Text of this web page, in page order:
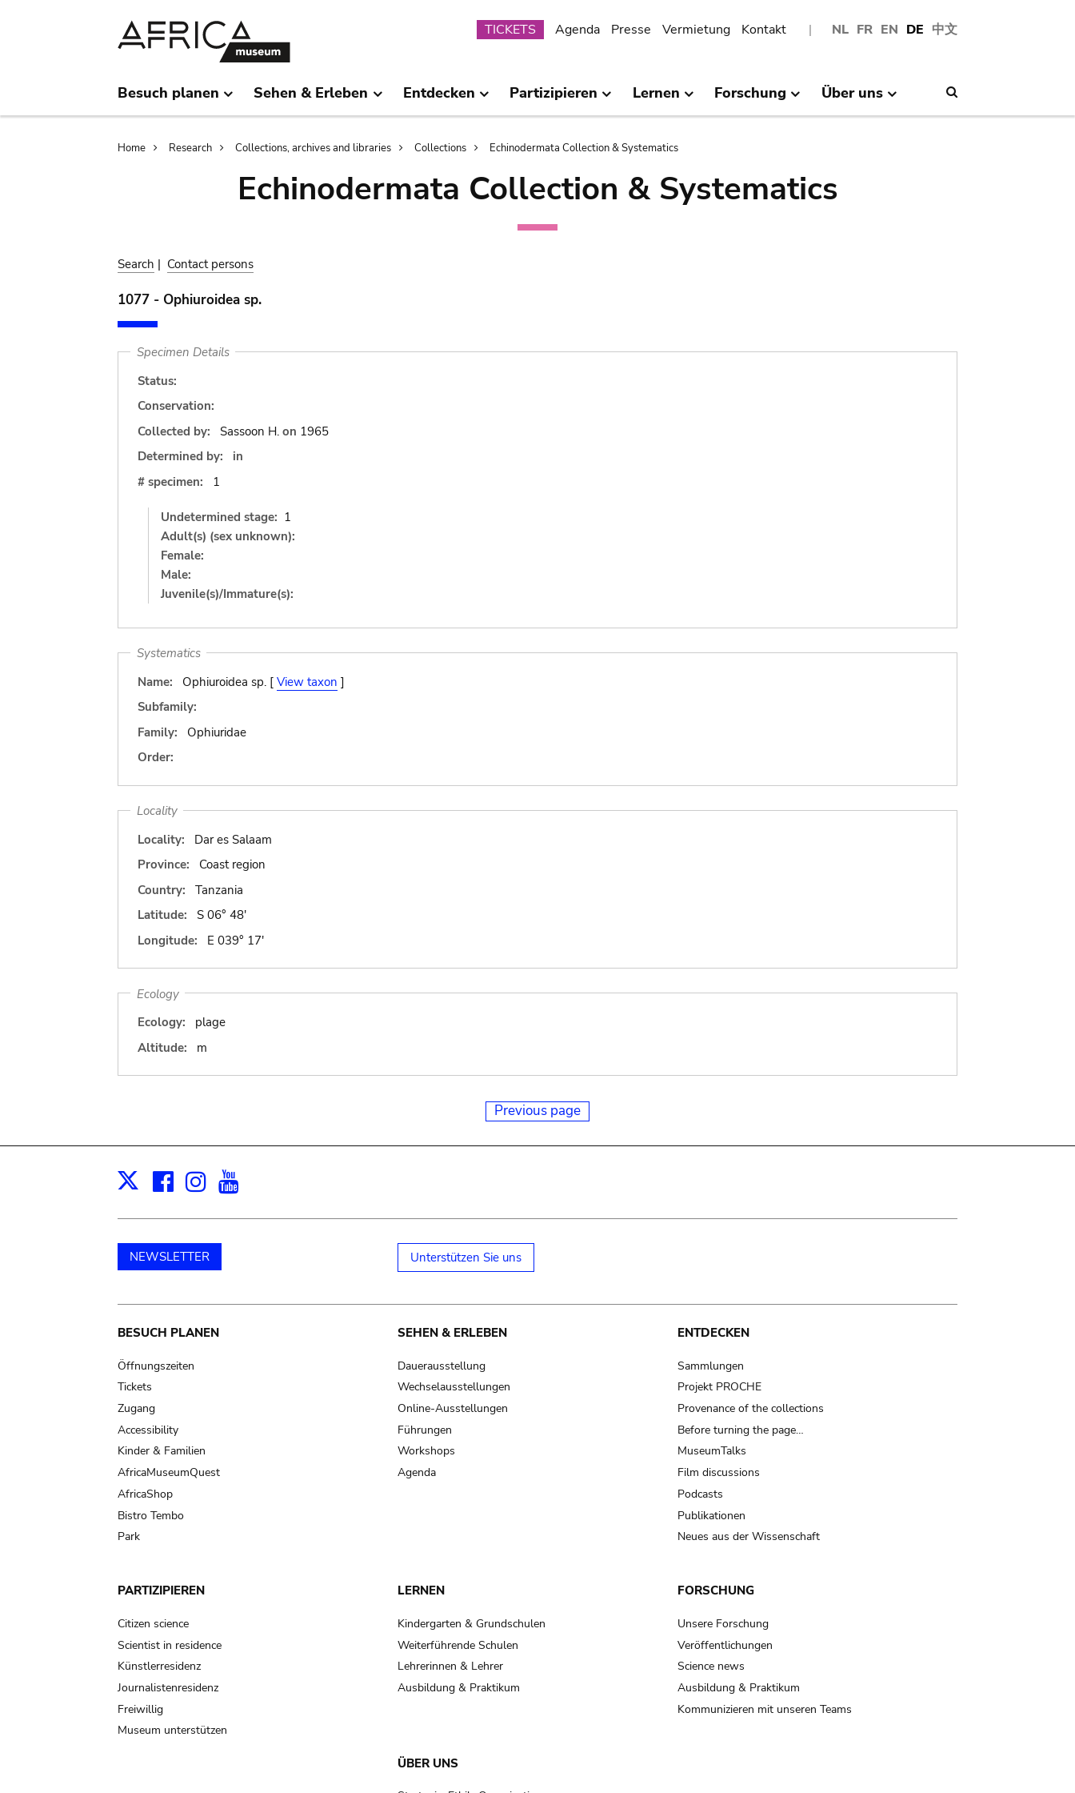
NL FR EN DE 中文
Submenu
TICKETS Agenda Presse Vermietung Kontakt
Besuch planen Sehen & Erleben Entdecken Partizipieren Lernen Forschung Über uns
Breadcrumb
Home Research Collections, archives and libraries Collections Echinodermata Collection & Systematics
Echinodermata Collection & Systematics
Search | Contact persons
1077 - Ophiuroidea sp.
Specimen Details
Status:
Conservation:
Collected by:
Sassoon H. on 1965
Determined by:
in
# specimen:
1
Undetermined stage: 1
Adult(s) (sex unknown):
Female:
Male:
Juvenile(s)/Immature(s):
Systematics
Name:
Ophiuroidea sp. [ View taxon ]
Subfamily:
Family:
Ophiuridae
Order:
Locality
Locality:
Dar es Salaam
Province:
Coast region
Country:
Tanzania
Latitude:
S 06° 48'
Longitude:
E 039° 17'
Ecology
Ecology:
plage
Altitude:
m
Previous page
X Facebook
Instagram
NEWSLETTER Unterstützen Sie uns
Main
navigation
BESUCH PLANEN
Öffnungszeiten
Tickets
Zugang
Accessibility
Kinder & Familien
AfricaMuseumQuest
AfricaShop
Bistro Tembo
Park
SEHEN & ERLEBEN
Dauerausstellung
Wechselausstellungen
Online-Ausstellungen
Führungen
Workshops
Agenda
ENTDECKEN
Sammlungen
Projekt PROCHE
Provenance of the collections
Before turning the page…
MuseumTalks
Film discussions
Podcasts
Publikationen
Neues aus der Wissenschaft
PARTIZIPIEREN
Citizen science
Scientist in residence
Künstlerresidenz
Journalistenresidenz
Freiwillig
Museum unterstützen
LERNEN
Kindergarten & Grundschulen
Weiterführende Schulen
Lehrerinnen & Lehrer
Ausbildung & Praktikum
FORSCHUNG
Unsere Forschung
Veröffentlichungen
Science news
Ausbildung & Praktikum
Kommunizieren mit unseren Teams
ÜBER UNS